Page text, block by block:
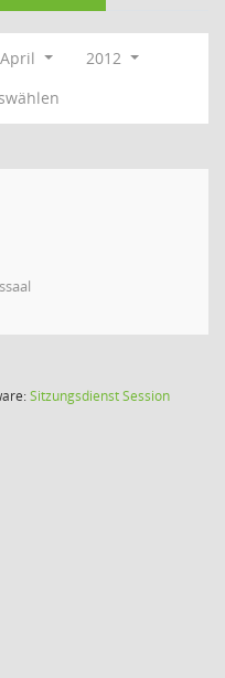
April
2012
SitzungsdienstSession(Wird in